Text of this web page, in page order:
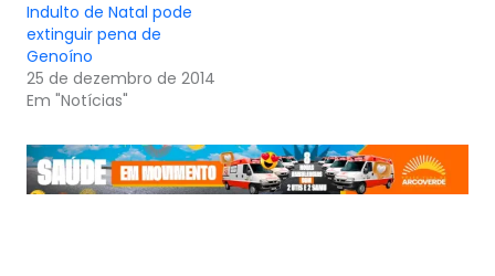
Indulto de Natal pode
extinguir pena de
Genoíno
25 de dezembro de 2014
Em "Notícias"